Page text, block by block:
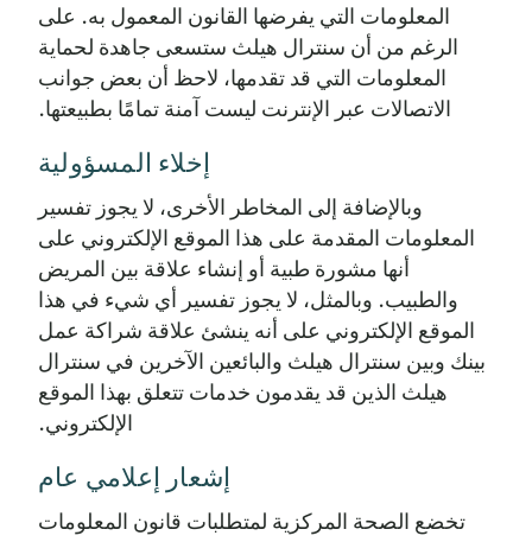
المعلومات التي يفرضها القانون المعمول به. على
الرغم من أن سنترال هيلث ستسعى جاهدة لحماية
المعلومات التي قد تقدمها، لاحظ أن بعض جوانب
الاتصالات عبر الإنترنت ليست آمنة تمامًا بطبيعتها.
إخلاء المسؤولية
وبالإضافة إلى المخاطر الأخرى، لا يجوز تفسير
المعلومات المقدمة على هذا الموقع الإلكتروني على
أنها مشورة طبية أو إنشاء علاقة بين المريض
والطبيب. وبالمثل، لا يجوز تفسير أي شيء في هذا
الموقع الإلكتروني على أنه ينشئ علاقة شراكة عمل
بينك وبين سنترال هيلث والبائعين الآخرين في سنترال
هيلث الذين قد يقدمون خدمات تتعلق بهذا الموقع
الإلكتروني.
إشعار إعلامي عام
تخضع الصحة المركزية لمتطلبات قانون المعلومات